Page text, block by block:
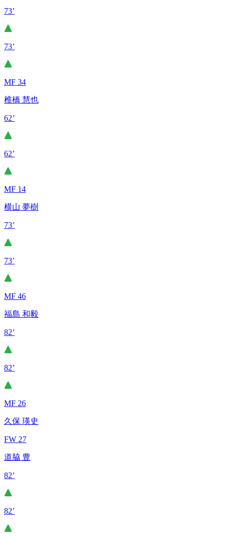
73’
73’
MF 34
椎橋 慧也
62’
62’
MF 14
横山 夢樹
73’
73’
MF 46
福島 和毅
82’
82’
MF 26
久保 瑛史
FW 27
道脇 豊
82’
82’